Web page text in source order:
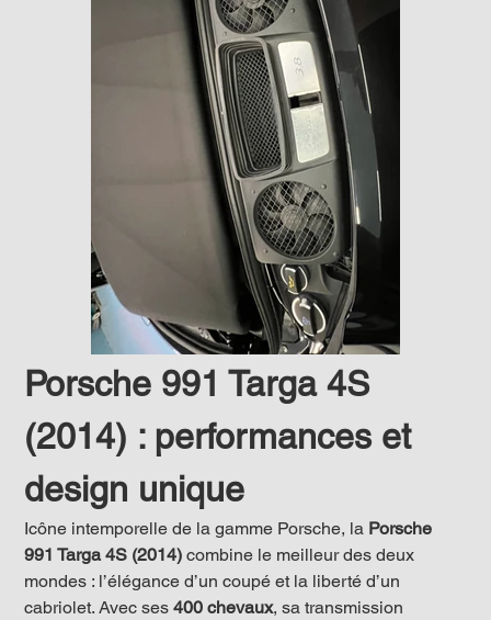
Porsche 991 Targa 4S
(2014) : performances et
design unique
Icône intemporelle de la gamme Porsche, la Porsche
991 Targa 4S (2014) combine le meilleur des deux
mondes : l’élégance d’un coupé et la liberté d’un
cabriolet. Avec ses 400 chevaux, sa transmission